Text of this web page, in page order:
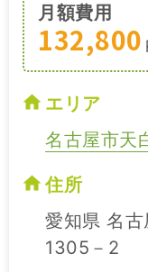
月額費用
132,800
エリア
名古屋市天
住所
愛知県 名古
1305－2